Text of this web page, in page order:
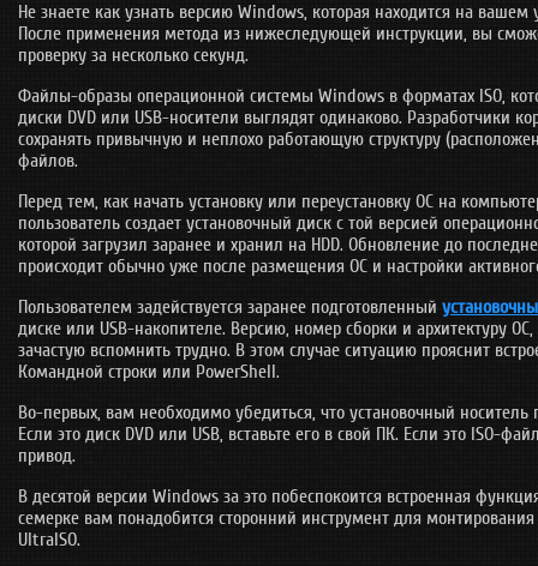
[17] Все статьи про Windows XP
Для всех Windows
[31] Статьи подходящие ко всем семействам Windows
Не знаете как узнать версию Windows, которая находится на вашем
После применения метода из нижеследующей инструкции, вы
проверку за несколько секунд.
Файлы-образы операционной системы Windows в форматах ISO,
диски DVD или USB-носители выглядят одинаково. Разработчики
сохранять привычную и неплохо работающую структуру
файлов.
Перед тем, как начать установку или переустановку ОС на
пользователь создает установочный диск с той версией
которой загрузил заранее и хранил на HDD. Обновление до
происходит обычно уже после размещения ОС и настройки
Пользователем задействуется заранее подготовленный
диске или USB-накопителе. Версию, номер сборки и архитектуру
зачастую вспомнить трудно. В этом случае ситуацию прояснит
Командной строки или PowerShell.
Во-первых, вам необходимо убедиться, что установочный
Если это диск DVD или USB, вставьте его в свой ПК. Если это ISO-
привод.
В десятой версии Windows за это побеспокоится встроенная
семерке вам понадобится сторонний инструмент для
UltraISO.